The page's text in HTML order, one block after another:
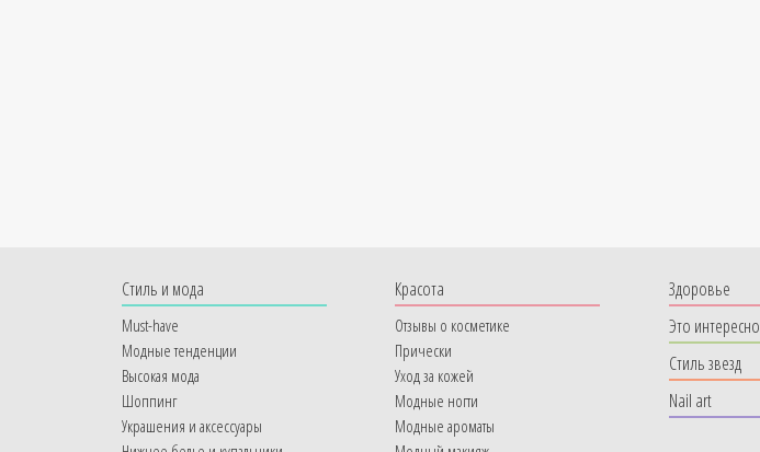
Cтиль и мода
Must-have
Модные тенденции
Высокая мода
Шоппинг
Украшения и аксессуары
Красота
Отзывы о косметике
Прически
Уход за кожей
Модные ногти
Модные ароматы
Здоровье
Это интересно
Стиль звезд
Nail art